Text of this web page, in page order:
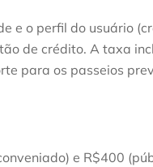
e o perfil do usuário
de crédito. A taxa
para os passeios
e R$400